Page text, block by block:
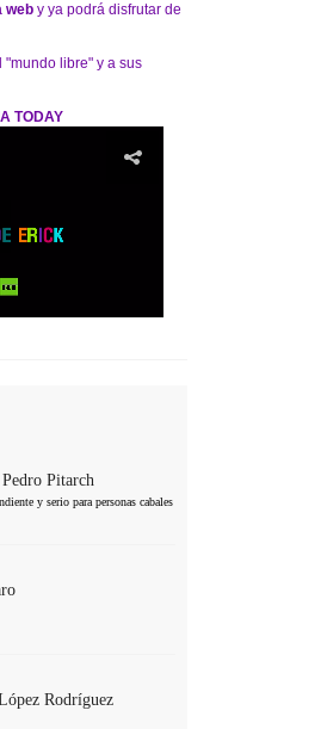
web y ya podrá disfrutar de
libre" y a sus
TODAY
Pitarch
y serio para personas cabales
Rodríguez